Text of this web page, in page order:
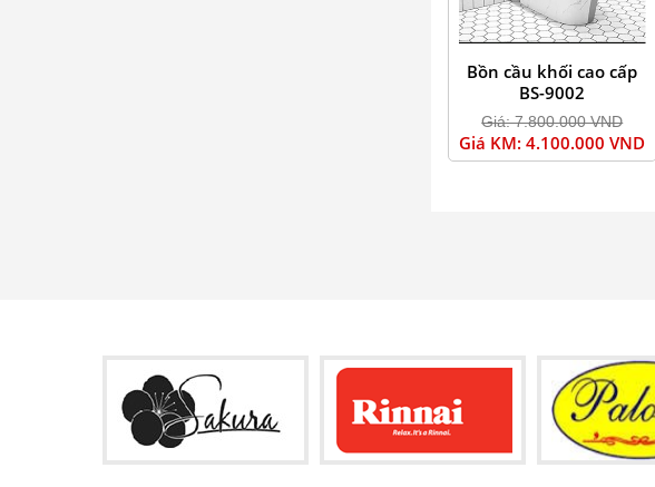
Bồn cầu khối cao cấp
BS-9002
Giá: 7.800.000 VND
Giá KM: 4.100.000 VND